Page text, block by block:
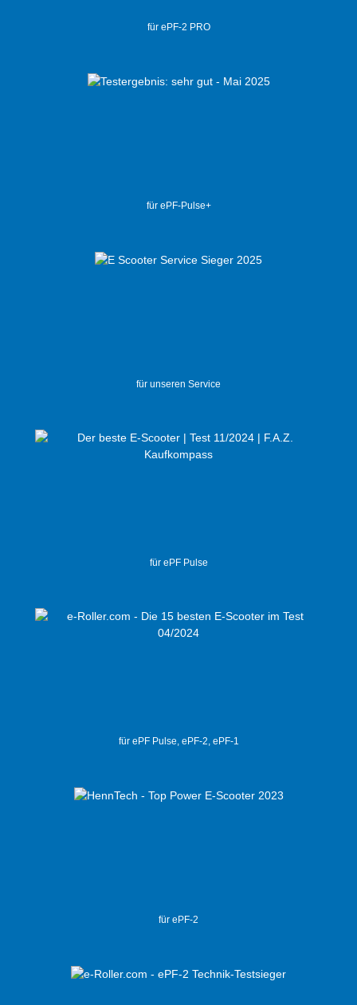
für ePF-2 PRO
für ePF-Pulse+
für unseren Service
für ePF Pulse
für ePF Pulse, ePF-2, ePF-1
für ePF-2